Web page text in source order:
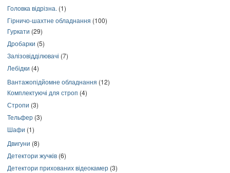
Головка відрізна. (1)
Гірничо-шахтне обладнання (100)
Гуркати (29)
Дробарки (5)
Залізовідділювачі (7)
Лебідки (4)
Вантажопідйомне обладнання (12)
Комплектуючі для строп (4)
Стропи (3)
Тельфер (3)
Шафи (1)
Двигуни (8)
Детектори жучків (6)
Детектори прихованих відеокамер (3)